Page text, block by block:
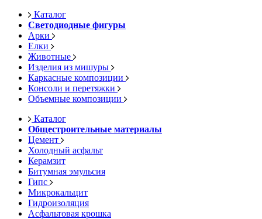
Каталог
Светодиодные фигуры
Арки
Елки
Животные
Изделия из мишуры
Каркасные композиции
Консоли и перетяжки
Объемные композиции
Каталог
Общестроительные материалы
Цемент
Холодный асфальт
Керамзит
Битумная эмульсия
Гипс
Микрокальцит
Гидроизоляция
Асфальтовая крошка